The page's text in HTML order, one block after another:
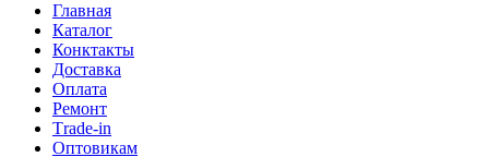
Главная
Каталог
Конктакты
Доставка
Оплата
Ремонт
Тrade-in
Оптовикам